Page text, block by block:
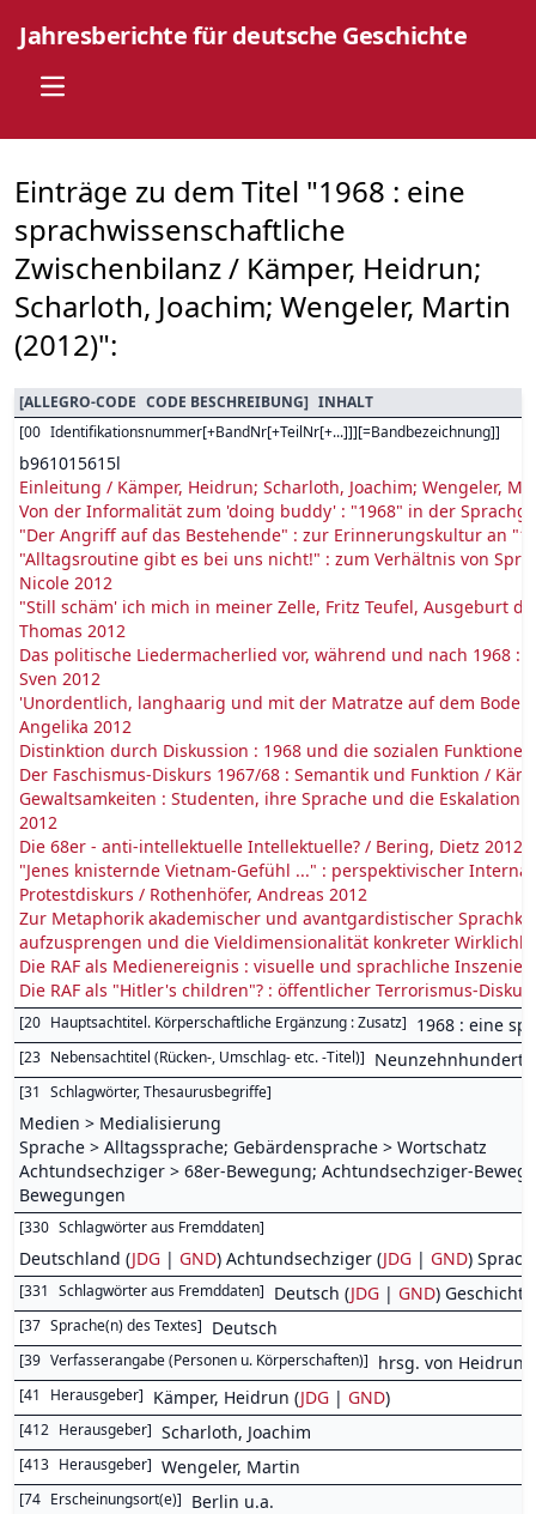
Jahresberichte für deutsche Geschichte
Open main menu
Einträge zu dem Titel "1968 : eine
sprachwissenschaftliche
Zwischenbilanz / Kämper, Heidrun;
Scharloth, Joachim; Wengeler, Martin
(2012)":
[ALLEGRO-CODE CODE BESCHREIBUNG] INHALT
[00 Identifikationsnummer[+BandNr[+TeilNr[+...]]][=Bandbezeichnung]]
b961015615l
Einleitung / Kämper, Heidrun; Scharloth, Joachim; Wengeler,
Von der Informalität zum 'doing buddy' : "1968" in der
"Der Angriff auf das Bestehende" : zur Erinnerungskultur an
"Alltagsroutine gibt es bei uns nicht!" : zum Verhältnis von
Nicole 2012
"Still schäm' ich mich in meiner Zelle, Fritz Teufel, Ausgeburt
Thomas 2012
Das politische Liedermacherlied vor, während und nach 1968
Sven 2012
'Unordentlich, langhaarig und mit der Matratze auf dem
Angelika 2012
Distinktion durch Diskussion : 1968 und die sozialen
Der Faschismus-Diskurs 1967/68 : Semantik und Funktion /
Gewaltsamkeiten : Studenten, ihre Sprache und die Eskalation
2012
Die 68er - anti-intellektuelle Intellektuelle? / Bering, Dietz 2012
"Jenes knisternde Vietnam-Gefühl ..." : perspektivischer
Protestdiskurs / Rothenhöfer, Andreas 2012
Zur Metaphorik akademischer und avantgardistischer
aufzusprengen und die Vieldimensionalität konkreter
Die RAF als Medienereignis : visuelle und sprachliche
Die RAF als "Hitler's children"? : öffentlicher Terrorismus-
[20 Hauptsachtitel. Körperschaftliche Ergänzung : Zusatz] 1968 : eine
[23 Nebensachtitel (Rücken-, Umschlag- etc. -Titel)]
[31 Schlagwörter, Thesaurusbegriffe]
Medien > Medialisierung
Sprache > Alltagssprache; Gebärdensprache > Wortschatz
Achtundsechziger > 68er-Bewegung; Achtundsechziger-
Bewegungen
[330 Schlagwörter aus Fremddaten]
Deutschland (JDG | GND) Achtundsechziger (JDG | GND)
[331 Schlagwörter aus Fremddaten] Deutsch (JDG | GND)
[37 Sprache(n) des Textes] Deutsch
[39 Verfasserangabe (Personen u. Körperschaften)] hrsg. von Heidrun
[41 Herausgeber] Kämper, Heidrun (JDG | GND)
[412 Herausgeber] Scharloth, Joachim
[413 Herausgeber] Wengeler, Martin
[74 Erscheinungsort(e)] Berlin u.a.